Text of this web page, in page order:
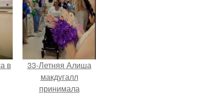
в
33-Летняя Алиша
макдугалл
принимала